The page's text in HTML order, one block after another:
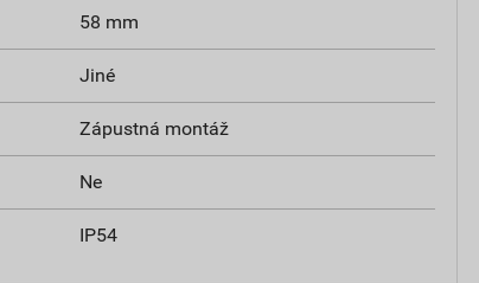
58 mm
Jiné
Zápustná montáž
Ne
IP54